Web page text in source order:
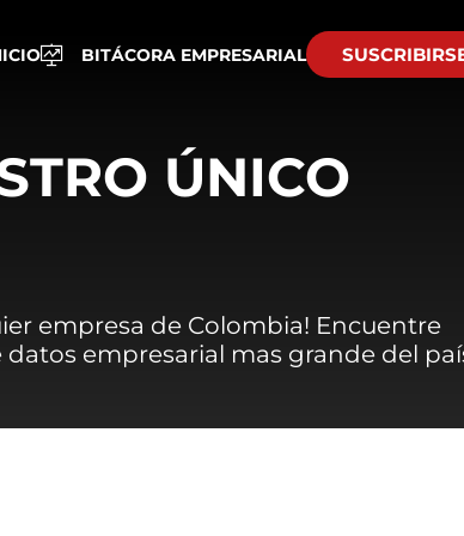
BITÁCORA EMPRESARIAL
ÚNICO
empresa de Colombia! Encuentre
datos empresarial mas grande del